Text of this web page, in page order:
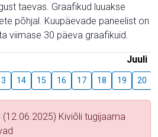
taevas. Graafikud luuakse
põhjal. Kuupäevade paneelist on
viimase 30 päeva graafikuid.
Juuli
14 15 16 17 18 19 20
(12.06.2025) Kiviõli tugijaama